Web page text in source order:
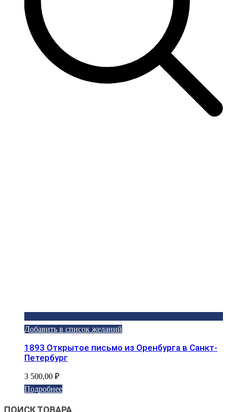
Добавить в список желаний
1893 Открытое письмо из Оренбурга в Санкт-
Петербург
3 500,00 ₽
Подробнее
ПОИСК ТОВАРА